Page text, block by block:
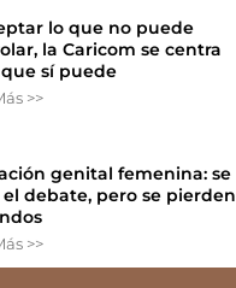
lo que no puede
la Caricom se centra
sí puede
>>
genital femenina: se
debate, pero se pierden
>>